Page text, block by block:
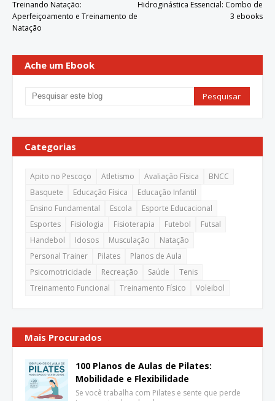
Hidroginástica Essencial: Combo de
3 ebooks
Treinando Natação:
Aperfeiçoamento e Treinamento de
Natação
Ache um Ebook
Categorias
Apito no Pescoço Atletismo Avaliação Física
BNCC
Basquete
Educação Física
Educação Infantil
Ensino Fundamental
Escola
Esporte Educacional
Esportes
Fisiologia Fisioterapia Futebol
Futsal
Handebol
Idosos Musculação
Natação
Personal Trainer
Pilates
Planos de Aula
Psicomotricidade
Recreação Saúde
Tenis
Treinamento Funcional
Treinamento Físico Voleibol
Mais Procurados
100 Planos de Aulas de Pilates:
Mobilidade e Flexibilidade
Se você trabalha com Pilates e sente que perde